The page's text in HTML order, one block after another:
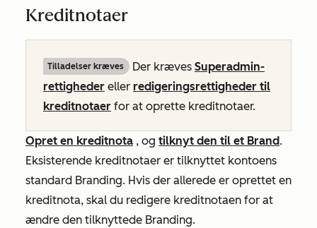
Kreditnotaer
Tilladelser kræves Der kræves Superadmin-
rettigheder eller redigeringsrettigheder til
kreditnotaer for at oprette kreditnotaer.
Opret en kreditnota , og tilknyt den til et Brand.
Eksisterende kreditnotaer er tilknyttet kontoens
standard Branding. Hvis der allerede er oprettet en
kreditnota, skal du redigere kreditnotaen for at
ændre den tilknyttede Branding.